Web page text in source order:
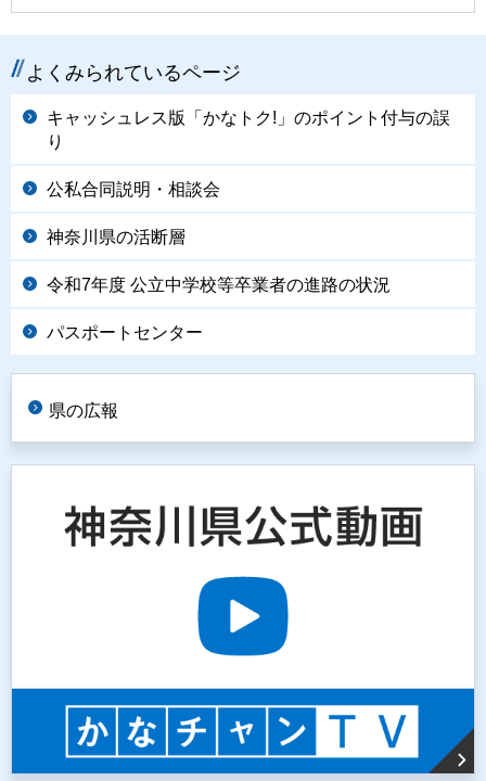
よくみられているページ
キャッシュレス版「かなトク!」のポイント付与の誤
り
公私合同説明・相談会
神奈川県の活断層
令和7年度 公立中学校等卒業者の進路の状況
パスポートセンター
県の広報